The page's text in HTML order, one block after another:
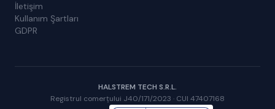
İletişim
Kullanım Şartları
GDPR
HALSTREM TECH S.R.L.
Registrul comerțului J40/171/2023 · CUI 47407168